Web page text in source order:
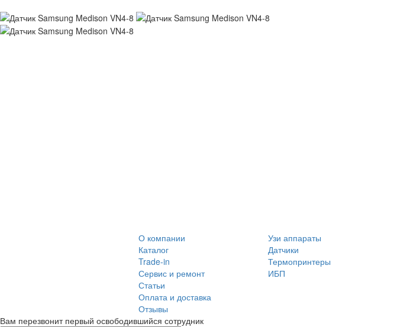
О компании
Каталог
Trade-in
Сервис и ремонт
Статьи
Оплата и доставка
Отзывы
Узи аппараты
Датчики
Термопринтеры
ИБП
Вам перезвонит первый освободившийся сотрудник